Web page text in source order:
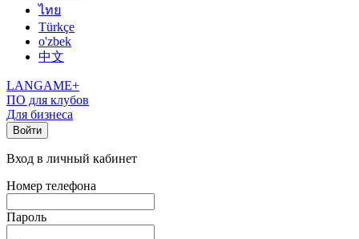
ไทย
Türkçe
o'zbek
中文
LANGAME+
ПО для клубов
Для бизнеса
Войти
Вход в личный кабинет
Номер телефона
Пароль